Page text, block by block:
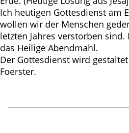
Ich heutigen Gottesdienst am
wollen wir der Menschen
letzten Jahres verstorben
das Heilige Abendmahl.
Der Gottesdienst wird
Foerster.